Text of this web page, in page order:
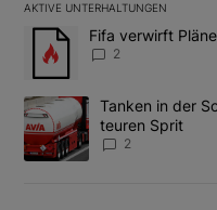
AKTIVE UNTERHALTUNGEN
Das Folgende ist eine
Ein Trendartikel mit dem
Fifa verwirft
2
Ein Trendartikel mit dem
Tanken in der
teuren Sprit
2